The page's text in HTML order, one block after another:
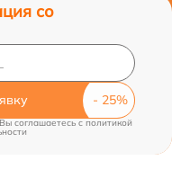
со
соглашаетесь cполитикой